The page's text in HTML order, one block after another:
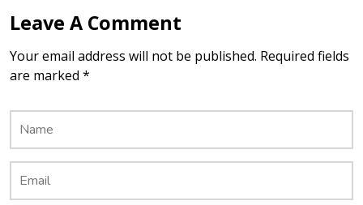
Leave A Comment
Your email address will not be published. Required fields
are marked *